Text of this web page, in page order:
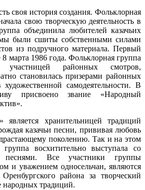
своя история создания. Фольклорная
свою творческую деятельность в
объединила любителей казачьих
были сшиты собственными силами
из подручного материала. Первый
8 марта 1986 года. Фольклорная группа
участницей районных смотров,
становилась призерами районных
самодеятельности. В
присвоено звание «Народный
является хранительницей традиций
казачьи песни, прививая любовь
поколению. Так и на этом
восхитительно выступала со
Все участники группы
и уважением односельчан, являются
района за творческий
народных традиций.